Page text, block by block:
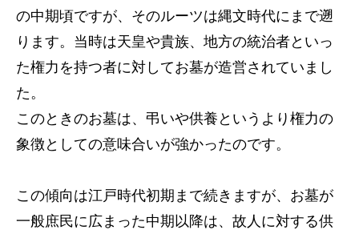
の中期頃ですが、そのルーツは縄文時代にまで遡
ります。当時は天皇や貴族、地方の統治者といっ
た権力を持つ者に対してお墓が造営されていまし
た。
このときのお墓は、弔いや供養というより権力の
象徴としての意味合いが強かったのです。
この傾向は江戸時代初期まで続きますが、お墓が
一般庶民に広まった中期以降は、故人に対する供